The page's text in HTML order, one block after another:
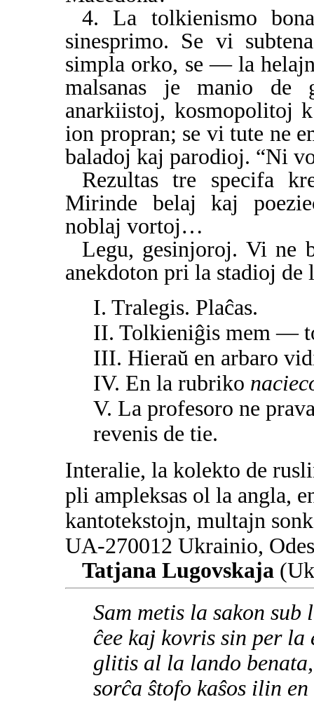
4. La tolkienismo
sinesprimo. Se vi
simpla orko, se — la
malsanas je manio de
anarkiistoj, kosmopolitoj
ion propran; se vi tute ne
baladoj kaj parodioj. “Ni
Rezultas tre specifa
Mirinde belaj kaj
noblaj vortoj…
Legu, gesinjoroj. Vi ne
anekdoton pri la stadioj de
I. Tralegis. Plaĉas.
II. Tolkieniĝis mem —
III. Hieraŭ en arbaro
IV. En la rubriko
V. La profesoro ne
revenis de tie.
Interalie, la kolekto de
pli ampleksas ol la angla,
kantotekstojn, multajn
UA-270012 Ukrainio,
Tatjana Lugovskaja
Sam metis la sakon
ĉee kaj kovris sin per
glitis al la lando
sorĉa ŝtofo kaŝos ilin